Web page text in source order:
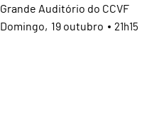
Grande Auditório do CCVF
19 outubro
Domingo 21h15